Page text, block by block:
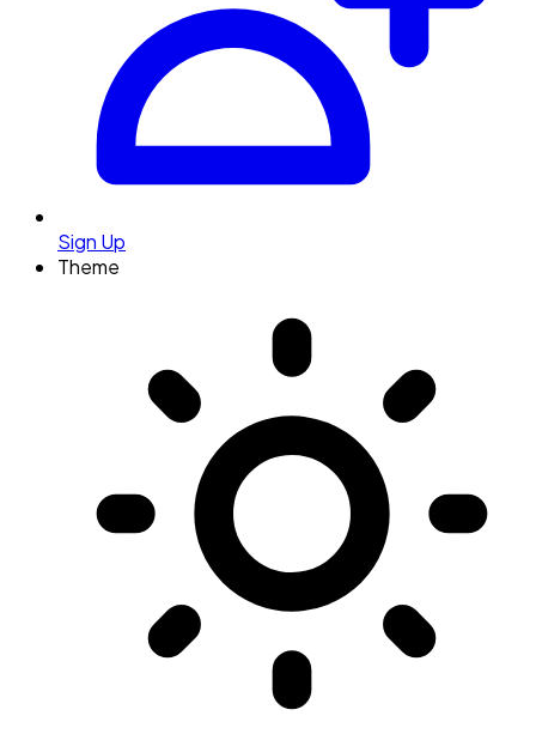
Sign Up
Theme